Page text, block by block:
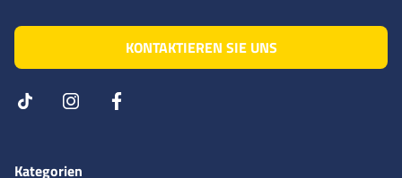
KONTAKTIEREN SIE UNS
Kategorien